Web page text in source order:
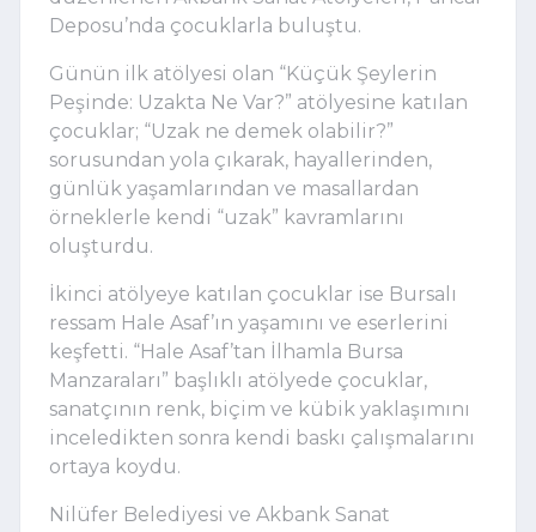
Deposu’nda çocuklarla buluştu.
Günün ilk atölyesi olan “Küçük Şeylerin
Peşinde: Uzakta Ne Var?” atölyesine katılan
çocuklar; “Uzak ne demek olabilir?”
sorusundan yola çıkarak, hayallerinden,
günlük yaşamlarından ve masallardan
örneklerle kendi “uzak” kavramlarını
oluşturdu.
İkinci atölyeye katılan çocuklar ise Bursalı
ressam Hale Asaf’ın yaşamını ve eserlerini
keşfetti. “Hale Asaf’tan İlhamla Bursa
Manzaraları” başlıklı atölyede çocuklar,
sanatçının renk, biçim ve kübik yaklaşımını
inceledikten sonra kendi baskı çalışmalarını
ortaya koydu.
Nilüfer Belediyesi ve Akbank Sanat